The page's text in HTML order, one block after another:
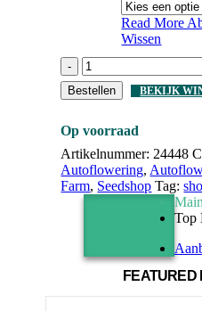
Read More
Wissen
-
Bestellen
BEKIJK
Op voorraad
Artikelnummer: 24448
Autoflowering,
Farm, Seedshop Tag:
FEATURED
Top